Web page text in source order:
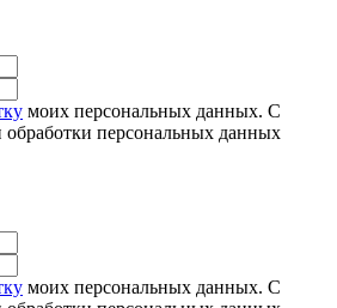
моих персональных данных. С
персональных данных
моих персональных данных. С